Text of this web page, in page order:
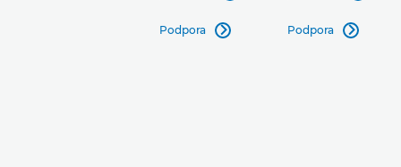
Podpora  Podpora 